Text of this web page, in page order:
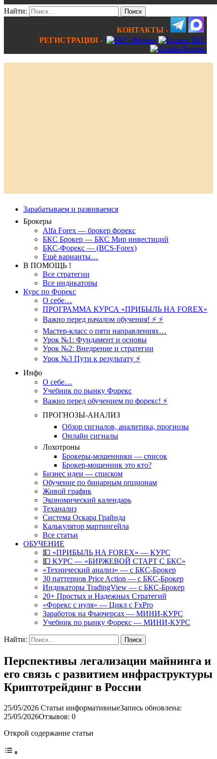
Найти:
КОНТАКТЫ -
РЕГИСТРАЦИЯ -
Зарабатываем и развиваемся
Брокеры
Alfa Forex — брокер форекс
БКС Брокер — БКС Мир инвестиций
БКС-Форекс — (BCS-Forex)
Ещё варианты…
В ПОМОЩЬ !
Все стратегии
Все индикаторы
Курс по Форекс
О себе…
ПРОГРАММА КУРСА «ПРИБЫЛЬ НА FOREX»
Важно перед началом обучения! ⚡ ⚡
Мастер-класс о пяти направлениях…
Урок №1: Фундамент и основы
Урок №2: Внедрение и стратегии
Урок №3 Пути к результату ⚡️
Инфо
О себе…
Учебник по рынку Форекс
Важно перед обучением по форекс! ⚡
ПРОГНОЗЫ-АНАЛИЗ
Обзор сигналов, аналитика, прогнозы
Онлайн сигналы
Лохотроны
Брокеры-мошенники — список
Брокер-мошенник это кто?
Бизнес идеи — списком
Обучение по бинарным опционам
Живой график
Экономический календарь
Теханализ
Система Оскара Грайнда
Калькулятор мартингейла
Все статьи
ОБУЧЕНИЕ
💵 «ПРИБЫЛЬ НА FOREX» — КУРС
💵 КУРС — «БИРЖЕВОЙ СТАРТ С БКС»
«Технический анализ» — с БКС-Брокер
30 паттернов Price Action — с БКС-Брокер
Индикаторы TradingView — с БКС-Брокер
20+ Простых и Надежных Стратегий
«Форекс с нуля» — Цикл с FxPro
Заработок на Фьючерсах — МИНИ-КУРС
Учебник по рынку Форекс — МИНИ-КУРС
Найти:
Перспективы легализации майнинга и
его связь с развитием инфраструктуры
Криптотрейдинг в России
25/05/2026 Статьи информативныеЗапись обновлена:
25/05/2026Отзывов: 0
Открой содержание статьи